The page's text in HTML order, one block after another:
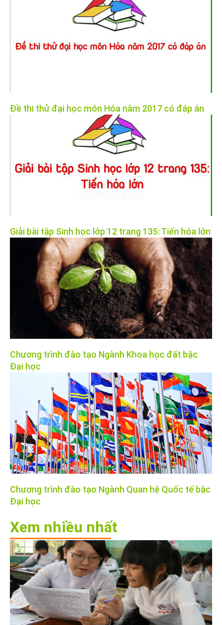
Đề thi thử đại học môn Hóa năm 2017 có đáp án
Giải bài tập Sinh học lớp 12 trang 135: Tiến hóa lớn
Chương trình đào tạo Ngành Khoa học đất bậc
Đại học
Chương trình đào tạo Ngành Quan hệ Quốc tế bậc
Đại học
Xem nhiều nhất